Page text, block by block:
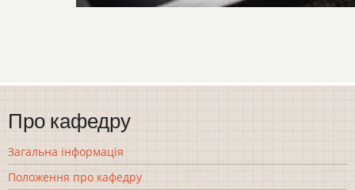
Про кафедру
Загальна інформація
Положення про кафедру